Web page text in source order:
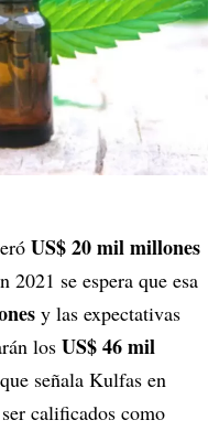
US$ 20 mil millones
2021 se espera que esa
y las expectativas
los US$ 46 mil
señala Kulfas en
calificados como